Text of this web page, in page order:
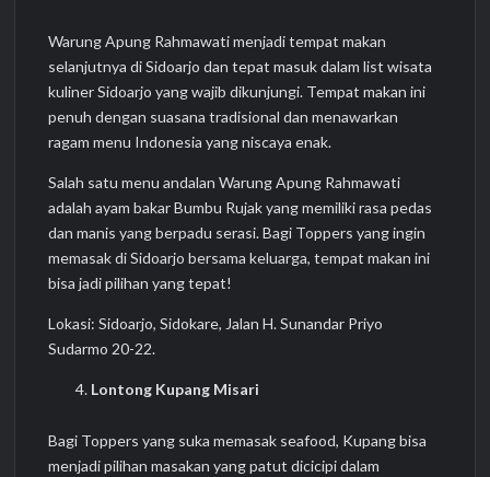
Warung Apung Rahmawati menjadi tempat makan
selanjutnya di Sidoarjo dan tepat masuk dalam list wisata
kuliner Sidoarjo yang wajib dikunjungi. Tempat makan ini
penuh dengan suasana tradisional dan menawarkan
ragam menu Indonesia yang niscaya enak.
Salah satu menu andalan Warung Apung Rahmawati
adalah ayam bakar Bumbu Rujak yang memiliki rasa pedas
dan manis yang berpadu serasi. Bagi Toppers yang ingin
memasak di Sidoarjo bersama keluarga, tempat makan ini
bisa jadi pilihan yang tepat!
Lokasi: Sidoarjo, Sidokare, Jalan H. Sunandar Priyo
Sudarmo 20-22.
Lontong Kupang Misari
Bagi Toppers yang suka memasak seafood, Kupang bisa
menjadi pilihan masakan yang patut dicicipi dalam